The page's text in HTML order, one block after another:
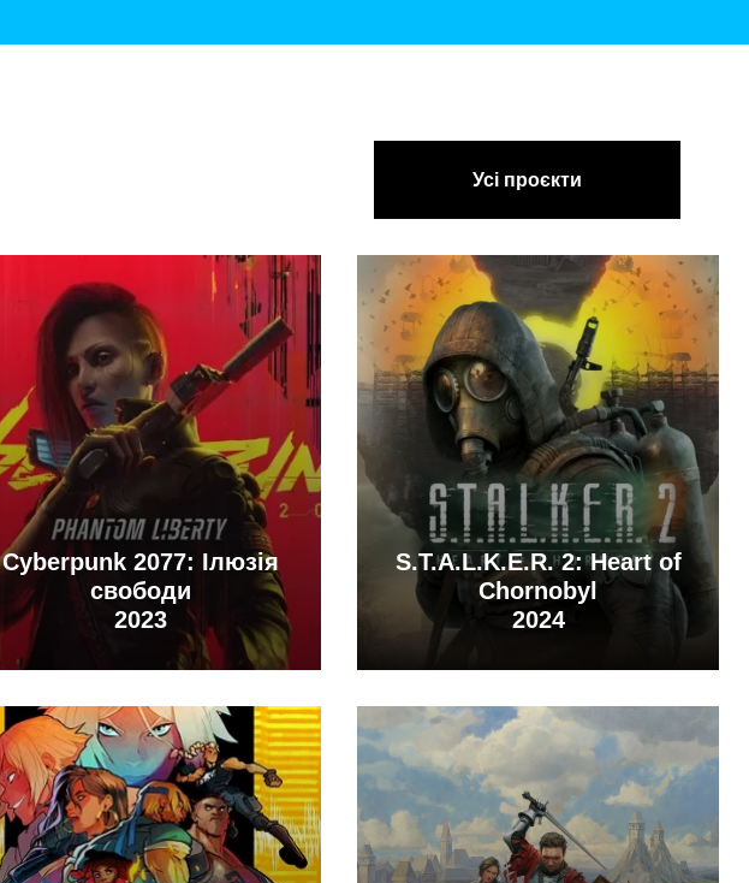
Усі проєкти
Cyberpunk 2077: Ілюзія
свободи
2023
S.T.A.L.K.E.R. 2: Heart of
Chornobyl
2024